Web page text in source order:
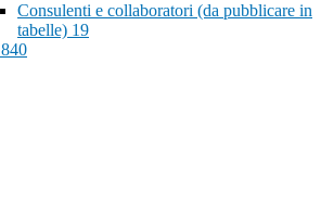
Consulenti e collaboratori (da pubblicare in
tabelle) 19
840